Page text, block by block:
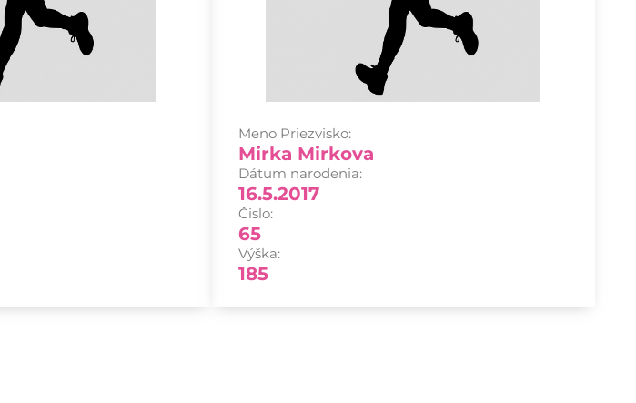
Meno Priezvisko:
Mirka Mirkova
Dátum narodenia:
16.5.2017
Čislo:
65
Výška:
185